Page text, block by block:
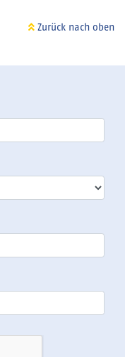
Zurück nach oben